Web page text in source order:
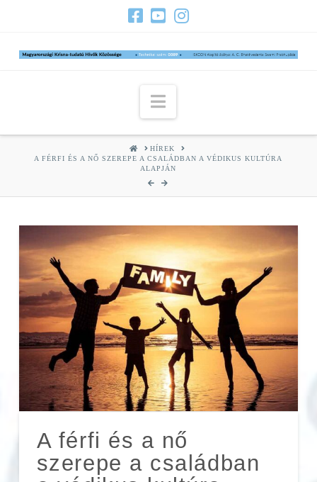
Navigation
HOMEHÍREK
A FÉRFI ÉS A NŐ SZEREPE A CSALÁDBAN A VÉDIKUS KULTÚRA
ALAPJÁN
A férfi és a nő
szerepe a családban